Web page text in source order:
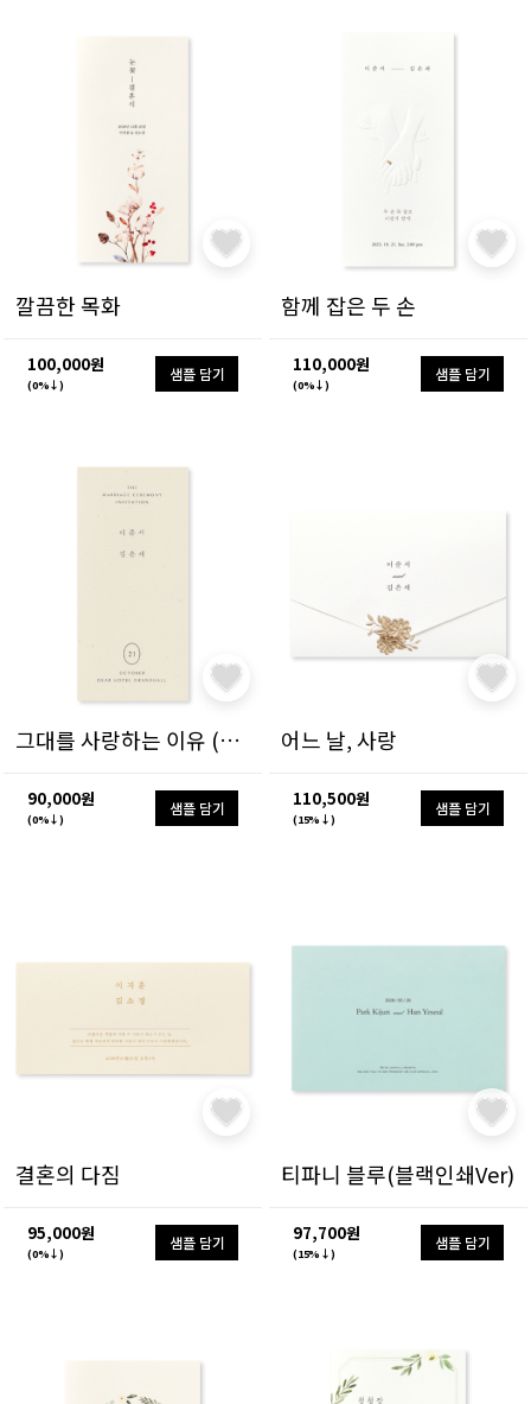
깔끔한 목화
100,000원
(0%↓)
샘플 담기
함께 잡은 두 손
110,000원
(0%↓)
샘플 담기
그대를 사랑하는 이유 (한글)
90,000원
(0%↓)
샘플 담기
어느 날, 사랑
110,500원
(15%↓)
샘플 담기
결혼의 다짐
95,000원
(0%↓)
샘플 담기
티파니 블루(블랙인쇄Ver)
97,700원
(15%↓)
샘플 담기